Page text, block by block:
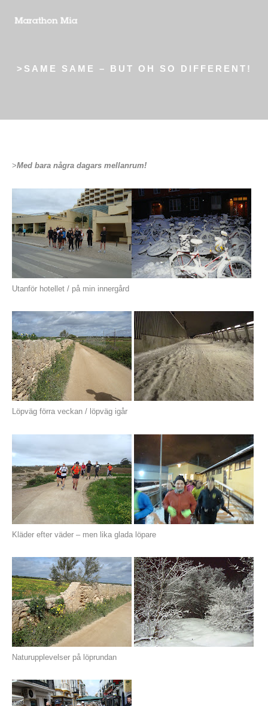
>SAME SAME – BUT OH SO DIFFERENT!
>Med bara några dagars mellanrum!
Utanför hotellet / på min innergård
Löpväg förra veckan / löpväg igår
Kläder efter väder – men lika glada löpare
Naturupplevelser på löprundan